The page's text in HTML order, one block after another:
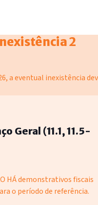
2
a eventual inexistência
Geral (11.1, 11.5-
HÁ demonstrativos fiscais
o período de referência.